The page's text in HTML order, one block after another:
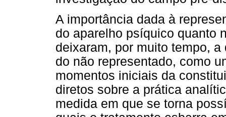
A importância dada à
do aparelho psíquico quanto
deixaram, por muito tempo,
do não representado, como
momentos iniciais da
diretos sobre a prática
medida em que se torna